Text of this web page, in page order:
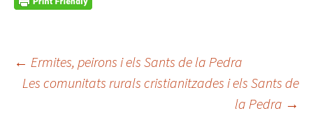
Navegació
← Ermites, peirons i els Sants de la Pedra
Les comunitats rurals cristianitzades i els Sants de
la Pedra →